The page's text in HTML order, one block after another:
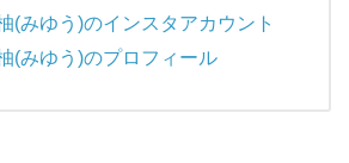
(みゆう)のインスタアカウント
(みゆう)のプロフィール